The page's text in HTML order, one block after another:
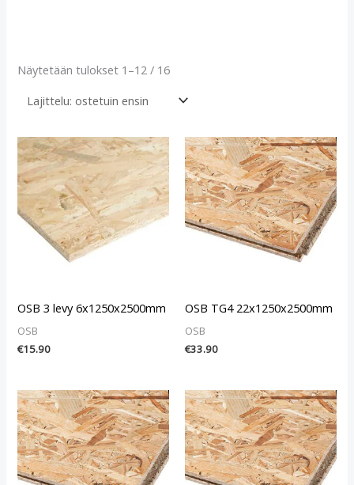
Näytetään tulokset 1–12 / 16
OSB 3 levy 6x1250x2500mm
OSB
€15.90
OSB TG4 22x1250x2500mm
OSB
€33.90